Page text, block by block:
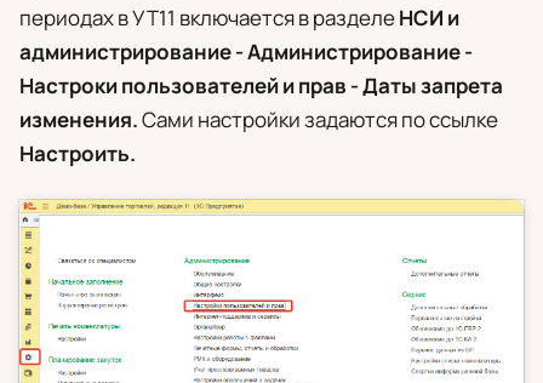
периодах в УТ11 включается в разделеНСИ и
администрирование - Администрирование -
Настроки пользователей и прав - Даты запрета
изменения.Сами настройки задаются по ссылке
Настроить.